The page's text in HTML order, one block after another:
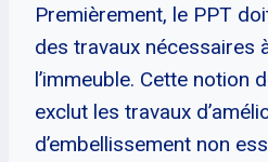
Premièrement, le PPT
des travaux nécessaires
l’immeuble. Cette notion
exclut les travaux
d’embellissement non